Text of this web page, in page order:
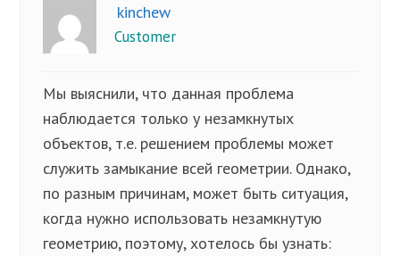
kinchew
Customer
Мы выяснили, что данная проблема
наблюдается только у незамкнутых
объектов, т.е. решением проблемы может
служить замыкание всей геометрии. Однако,
по разным причинам, может быть ситуация,
когда нужно использовать незамкнутую
геометрию, поэтому, хотелось бы узнать: